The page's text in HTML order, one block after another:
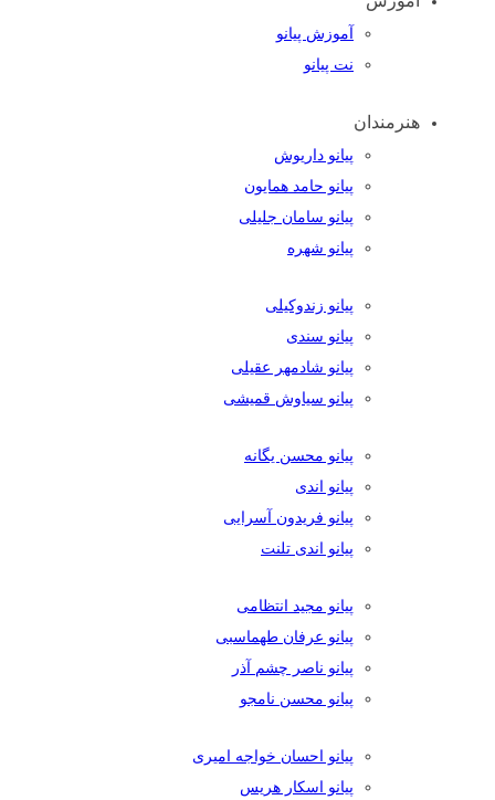
آموزش پیانو
نت پیانو
هنرمندان
پیانو داریوش
پیانو حامد همایون
پیانو سامان جلیلی
پیانو شهره
پیانو زندوکیلی
پیانو سندی
پیانو شادمهر عقیلی
پیانو سیاوش قمیشی
پیانو محسن یگانه
پیانو اندی
پیانو فریدون آسرایی
پیانو اندی تلنت
پیانو مجید انتظامی
پیانو عرفان طهماسبی
پیانو ناصر چشم آذر
پیانو محسن نامجو
پیانو احسان خواجه امیری
پیانو اسکار هریس